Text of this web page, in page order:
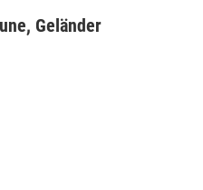
Geländer